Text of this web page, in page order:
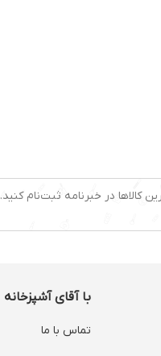
کالاها در خبرنامه ثبت‌نام کنید.
با آقای آشپزخانه
تماس با ما